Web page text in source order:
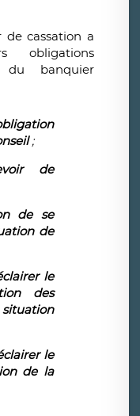
de cassation a
obligations
banquier
;
de
de se
de
le
des
situation
le
de la